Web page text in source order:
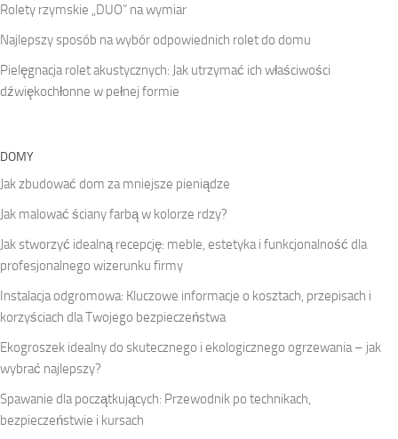
Rolety rzymskie „DUO” na wymiar
Najlepszy sposób na wybór odpowiednich rolet do domu
Pielęgnacja rolet akustycznych: Jak utrzymać ich właściwości
dźwiękochłonne w pełnej formie
DOMY
Jak zbudować dom za mniejsze pieniądze
Jak malować ściany farbą w kolorze rdzy?
Jak stworzyć idealną recepcję: meble, estetyka i funkcjonalność dla
profesjonalnego wizerunku firmy
Instalacja odgromowa: Kluczowe informacje o kosztach, przepisach i
korzyściach dla Twojego bezpieczeństwa
Ekogroszek idealny do skutecznego i ekologicznego ogrzewania – jak
wybrać najlepszy?
Spawanie dla początkujących: Przewodnik po technikach,
bezpieczeństwie i kursach